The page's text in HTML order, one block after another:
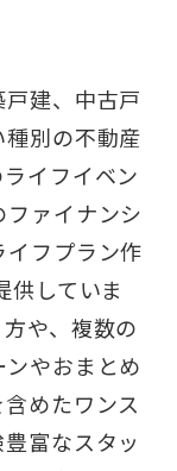
建、中古戸
別の不動産
イフイベン
ァイナンシ
フプラン作
供していま
や、複数の
やおまとめ
めたワンス
富なスタッ